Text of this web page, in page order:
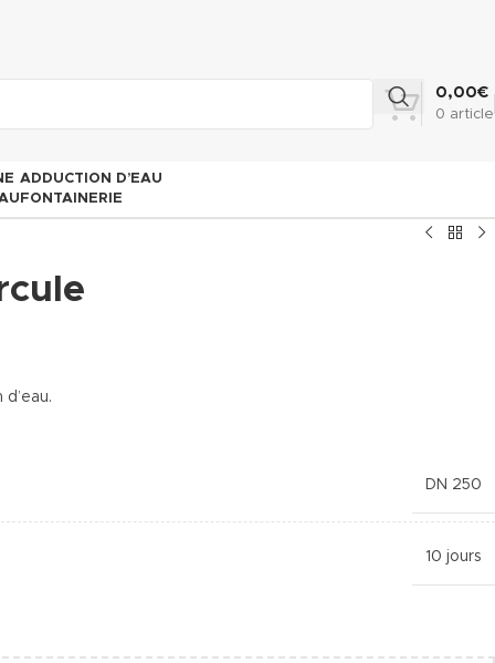
0 article
0,00€
ADDUCTION D’EAU
FONTAINERIE
DN 250
10 jours